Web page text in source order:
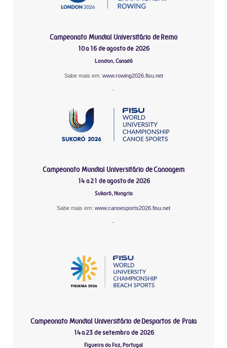
Campeonato Mundial Universitário de Remo
10 a 16 de agosto de 2026
London, Canadá
Sabe mais em: www.rowing2026.fisu.net
-
Campeonato Mundial Universitário de Canoagem
14 a 21 de agosto de 2026
Sukoró, Hungria
Sabe mais em: www.canoesports2026.fisu.net
-
Campeonato Mundial Universitário de Desportos de Praia
14 a 23 de setembro de 2026
Figueira da Foz, Portugal